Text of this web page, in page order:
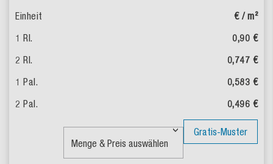
€ / m²
0,90 €
0,747 €
0,583 €
0,496 €
Gratis-Muster